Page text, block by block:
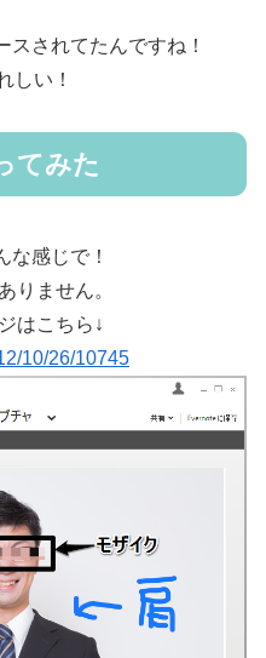
されてたんですね！
しい！
てみた
な感じで！
りません。
はこちら↓
10/26/10745